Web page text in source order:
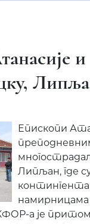
Епископи
Липљан, где
а је